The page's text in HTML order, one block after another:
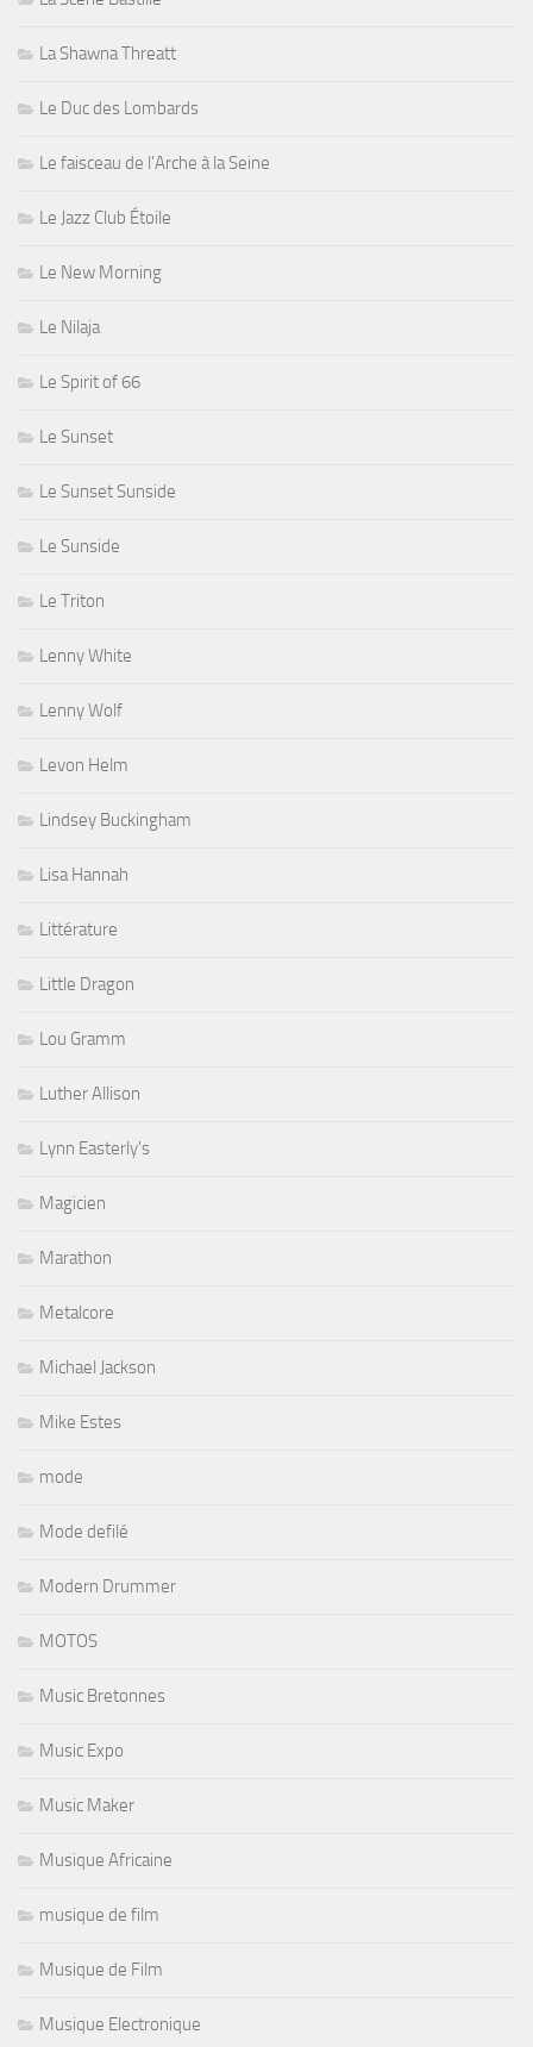
La Shawna Threatt
Le Duc des Lombards
Le faisceau de l'Arche à la Seine
Le Jazz Club Étoile
Le New Morning
Le Nilaja
Le Spirit of 66
Le Sunset
Le Sunset Sunside
Le Sunside
Le Triton
Lenny White
Lenny Wolf
Levon Helm
Lindsey Buckingham
Lisa Hannah
Littérature
Little Dragon
Lou Gramm
Luther Allison
Lynn Easterly's
Magicien
Marathon
Metalcore
Michael Jackson
Mike Estes
mode
Mode defilé
Modern Drummer
MOTOS
Music Bretonnes
Music Expo
Music Maker
Musique Africaine
musique de film
Musique de Film
Musique Electronique